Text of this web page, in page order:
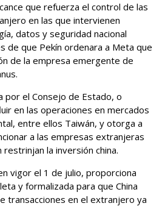
que refuerza el control de las
en las que intervienen
datos y seguridad nacional
de que Pekín ordenara a Meta que
de la empresa ‌emergente de
por el Consejo de Estado, o
en las operaciones en mercados
entre ellos Taiwán, ‌y otorga a
a las empresas extranjeras
la inversión china.
vigor el 1 de julio, proporciona
y formalizada para que China
transacciones en el extranjero ya